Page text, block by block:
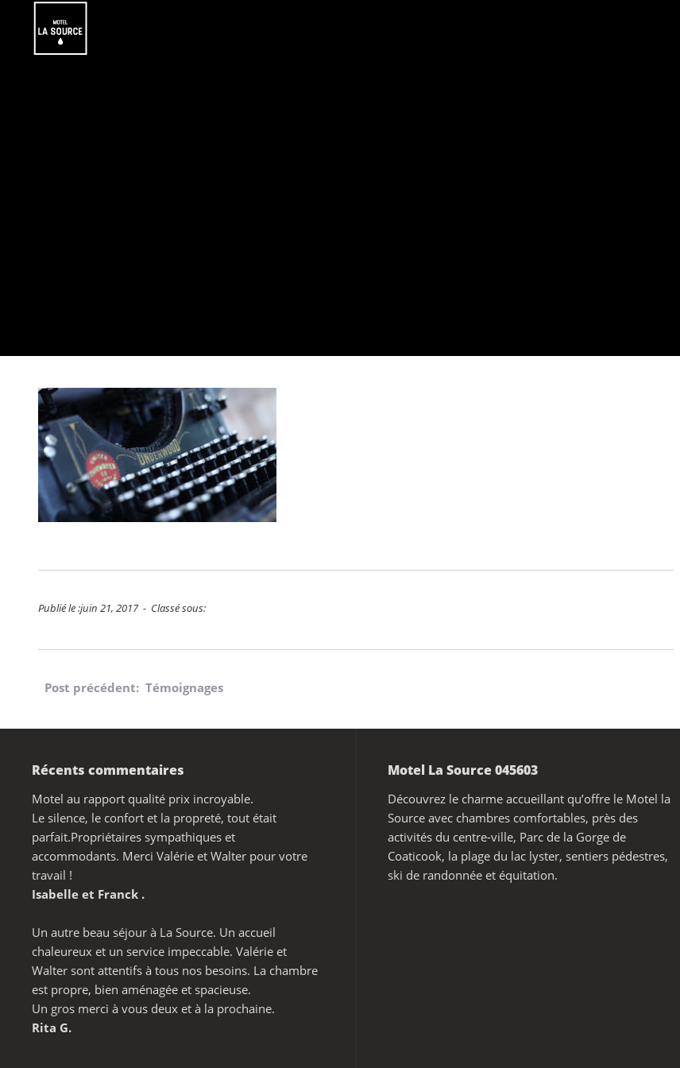
Publié le :juin 21, 2017 - Classé sous:
Navigation
Post précédent: Témoignages
Récents commentaires
Motel au rapport qualité prix incroyable.
Le silence, le confort et la propreté, tout était
parfait.Propriétaires sympathiques et
accommodants. Merci Valérie et Walter pour votre
travail !
Isabelle et Franck .
Un autre beau séjour à La Source. Un accueil
chaleureux et un service impeccable. Valérie et
Walter sont attentifs à tous nos besoins. La chambre
est propre, bien aménagée et spacieuse.
Un gros merci à vous deux et à la prochaine.
Rita G.
Motel La Source 045603
Découvrez le charme accueillant qu’offre le Motel la
Source avec chambres comfortables, près des
activités du centre-ville, Parc de la Gorge de
Coaticook, la plage du lac lyster, sentiers pédestres,
ski de randonnée et équitation.